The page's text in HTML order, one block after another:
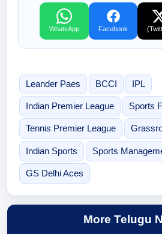
WhatsApp Facebook
Leander Paes BCCI IPL
Indian Premier League Sports
Tennis Premier League
Indian Sports Sports
GS Delhi Aces
More Telugu